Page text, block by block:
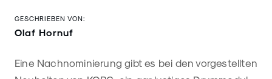
GESCHRIEBEN VON:
Olaf Hornuf
Eine Nachnominierung gibt es bei den vorgestellten